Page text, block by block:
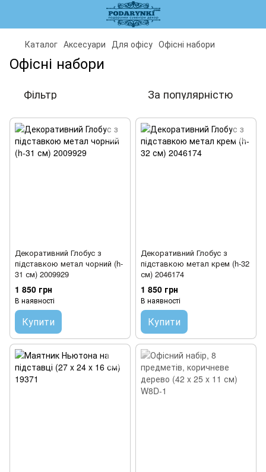
Каталог Аксесуари Для офісу Офісні набори
Офісні набори
Фільтр За популярністю
Декоративний Глобус з
підставкою метал чорний (h-
31 см) 2009929
1 850 грн
В наявності
Купити
Декоративний Глобус з
підставкою метал крем (h-32
см) 2046174
1 850 грн
В наявності
Купити